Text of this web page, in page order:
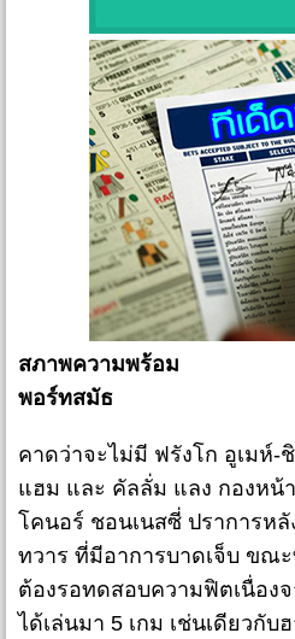
สภาพความพร้อม
พอร์ทสมัธ
คาดว่าจะไม่มี ฟรังโก อูเมห์-
แฮม และ คัลลั่ม แลง กองหน้
โคนอร์ ชอนเนสซี่ ปราการห
ทวาร ที่มีอาการบาดเจ็บ ขณ
ต้องรอทดสอบความฟิตเนื่อง
ได้เล่นมา 5 เกม เช่นเดียวกั